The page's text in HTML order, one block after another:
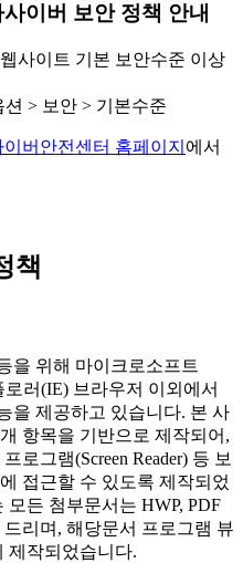
이버 보안 정책 안내
사이트 기본 보안수준 이상
> 보안 > 기본수준
버안전센터 홈페이지 에서
책
을 위해 마이크로소프트
러(IE) 브라우저 이외에서
을 제공하고 있습니다. 본 사
항목을 기반으로 제작되어,
로그램(Screen Reader) 등 보
접근할 수 있도록 제작되었
든 첨부문서는 HWP, PDF
리며, 해당문서 프로그램 뷰
제작되었습니다.